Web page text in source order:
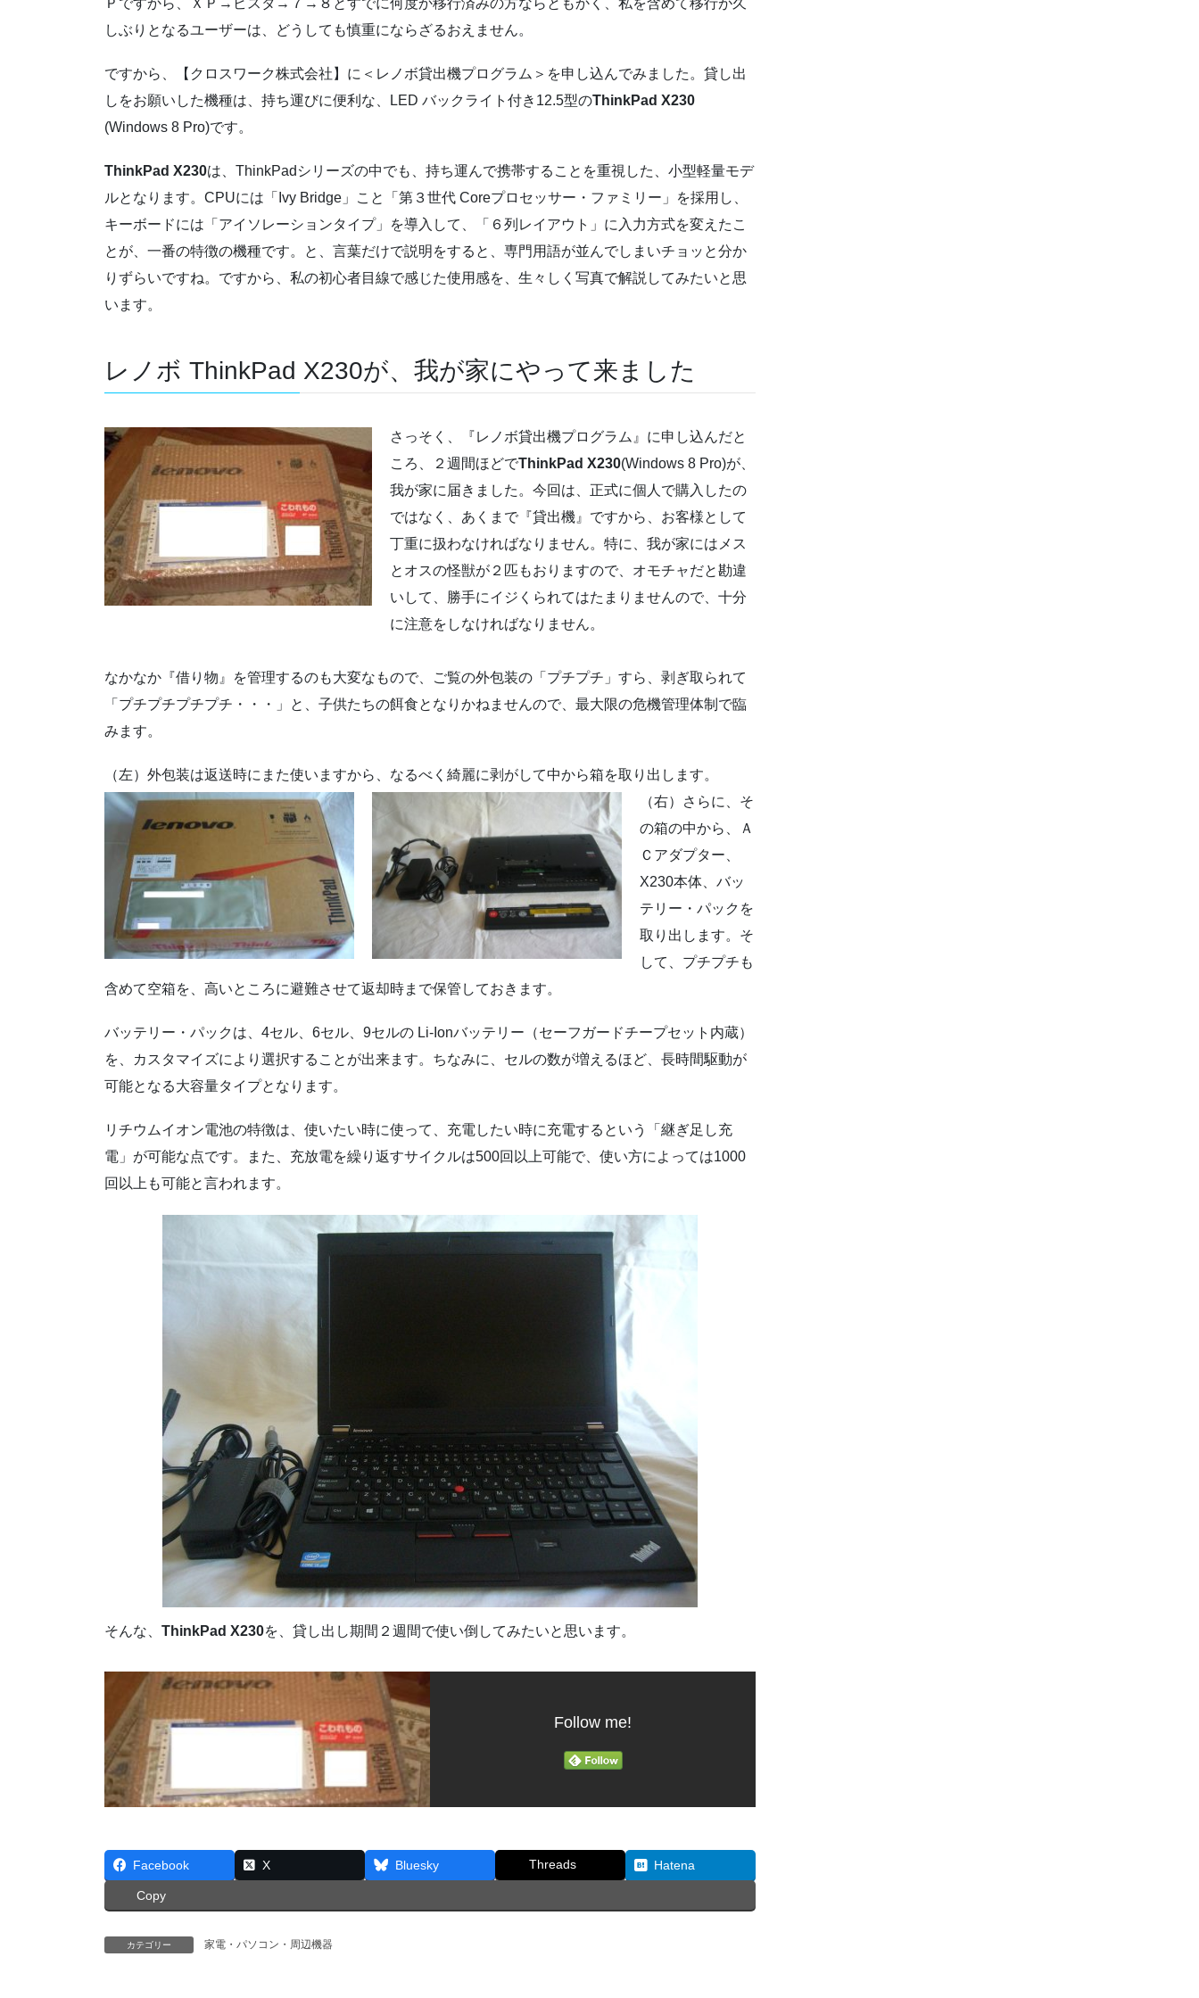
Ｐですから、ＸＰ→ビスタ→７→８とすでに何度か移行済みの方ならともかく、私を含めて移行が久
しぶりとなるユーザーは、どうしても慎重にならざるおえません。
ですから、【クロスワーク株式会社】に＜レノボ貸出機プログラム＞を申し込んでみました。貸し出
しをお願いした機種は、持ち運びに便利な、LED バックライト付き12.5型のThinkPad X230
(Windows 8 Pro)です。
ThinkPad X230は、ThinkPadシリーズの中でも、持ち運んで携帯することを重視した、小型軽量モデ
ルとなります。CPUには「Ivy Bridge」こと「第３世代 Coreプロセッサー・ファミリー」を採用し、
キーボードには「アイソレーションタイプ」を導入して、「６列レイアウト」に入力方式を変えたこ
とが、一番の特徴の機種です。と、言葉だけで説明をすると、専門用語が並んでしまいチョッと分か
りずらいですね。ですから、私の初心者目線で感じた使用感を、生々しく写真で解説してみたいと思
います。
レノボ ThinkPad X230が、我が家にやって来ました
さっそく、『レノボ貸出機プログラム』に申し込んだと
ころ、２週間ほどでThinkPad X230(Windows 8 Pro)が、
我が家に届きました。今回は、正式に個人で購入したの
ではなく、あくまで『貸出機』ですから、お客様として
丁重に扱わなければなりません。特に、我が家にはメス
とオスの怪獣が２匹もおりますので、オモチャだと勘違
いして、勝手にイジくられてはたまりませんので、十分
に注意をしなければなりません。
なかなか『借り物』を管理するのも大変なもので、ご覧の外包装の「プチプチ」すら、剥ぎ取られて
「プチプチプチプチ・・・」と、子供たちの餌食となりかねませんので、最大限の危機管理体制で臨
みます。
（左）外包装は返送時にまた使いますから、なるべく綺麗に剥がして中から箱を取り出します。
（右）さらに、そ
の箱の中から、Ａ
Ｃアダプター、
X230本体、バッ
テリー・パックを
取り出します。そ
して、プチプチも
含めて空箱を、高いところに避難させて返却時まで保管しておきます。
バッテリー・パックは、4セル、6セル、9セルの Li-Ionバッテリー（セーフガードチープセット内蔵）
を、カスタマイズにより選択することが出来ます。ちなみに、セルの数が増えるほど、長時間駆動が
可能となる大容量タイプとなります。
リチウムイオン電池の特徴は、使いたい時に使って、充電したい時に充電するという「継ぎ足し充
電」が可能な点です。また、充放電を繰り返すサイクルは500回以上可能で、使い方によっては1000
回以上も可能と言われます。
そんな、 ThinkPad X230を、貸し出し期間２週間で使い倒してみたいと思います。
Follow me!
Facebook X Bluesky Threads Hatena
Copy
カテゴリー 家電・パソコン・周辺機器